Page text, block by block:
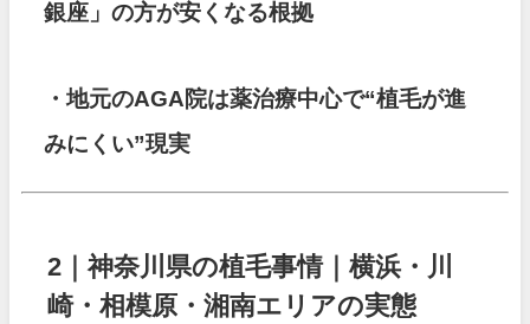
銀座」の方が安くなる根拠
・地元のAGA院は薬治療中心で“植毛が進
みにくい”現実
2｜神奈川県の植毛事情｜横浜・川
崎・相模原・湘南エリアの実態